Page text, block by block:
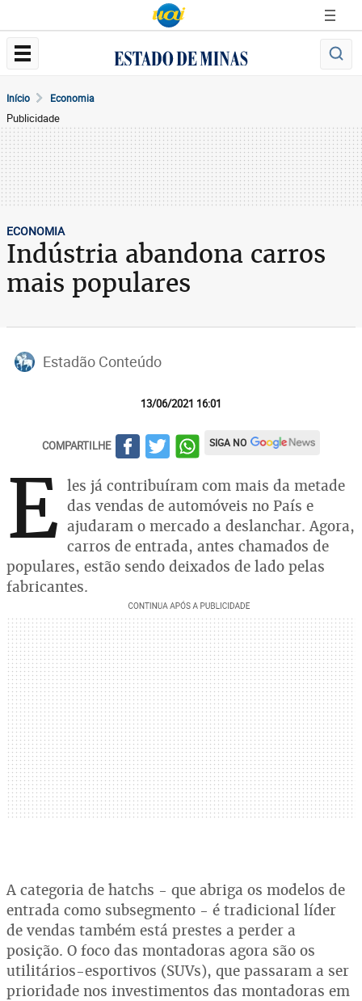
Início Economia
Publicidade
ECONOMIA
Indústria abandona carros
mais populares
Estadão Conteúdo
13/06/2021 16:01
COMPARTILHE SIGA NO
E les já contribuíram com mais da metade
das vendas de automóveis no País e
ajudaram o mercado a deslanchar. Agora,
carros de entrada, antes chamados de
populares, estão sendo deixados de lado pelas
fabricantes.
A categoria de hatchs - que abriga os modelos de
entrada como subsegmento - é tradicional líder
de vendas também está prestes a perder a
posição. O foco das montadoras agora são os
utilitários-esportivos (SUVs), que passaram a ser
prioridade nos investimentos das montadoras em